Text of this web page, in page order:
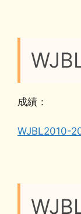
成績：
WJBL2010-